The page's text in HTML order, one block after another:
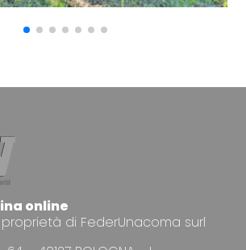
online
di FederUnacoma surl